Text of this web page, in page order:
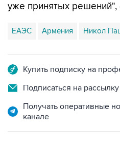
уже принятых
ЕАЭС Армения Никол
Купить подписку на
Подписаться на
Получать оперативные
канале